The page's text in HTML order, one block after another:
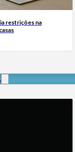
restrições na